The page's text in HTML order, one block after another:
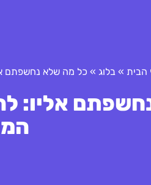
הבית » בלוג » כל מה שלא נחשפתם
אליו: